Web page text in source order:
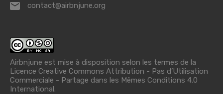
contact@airbnjune.org
Airbnjune est mise à disposition selon les termes de la
Licence Creative Commons Attribution - Pas d’Utilisation
Commerciale - Partage dans les Mêmes Conditions 4.0
International.